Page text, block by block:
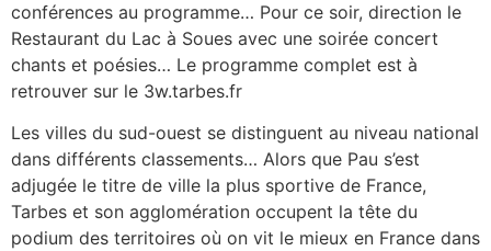
conférences au programme… Pour ce soir, direction le
Restaurant du Lac à Soues avec une soirée concert
chants et poésies… Le programme complet est à
retrouver sur le 3w.tarbes.fr
Les villes du sud-ouest se distinguent au niveau national
dans différents classements… Alors que Pau s’est
adjugée le titre de ville la plus sportive de France,
Tarbes et son agglomération occupent la tête du
podium des territoires où on vit le mieux en France dans